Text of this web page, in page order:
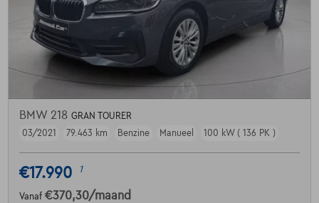
BMW 218 GRAN TOURER
03/2021
79.463 km Benzine Manueel 100 kW ( 136 PK )
€17.990 1
Vanaf €370,30/maand